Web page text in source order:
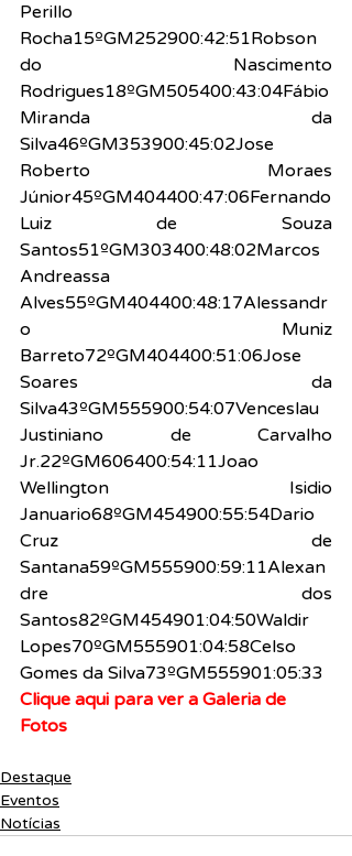
Perillo
Rocha15ºGM252900:42:51Robson
do Nascimento
Rodrigues18ºGM505400:43:04Fábio
Miranda da
Silva46ºGM353900:45:02Jose
Roberto Moraes
Júnior45ºGM404400:47:06Fernando
Luiz de Souza
Santos51ºGM303400:48:02Marcos
Andreassa
Alves55ºGM404400:48:17Alessandr
o Muniz
Barreto72ºGM404400:51:06Jose
Soares da
Silva43ºGM555900:54:07Venceslau
Justiniano de Carvalho
Jr.22ºGM606400:54:11Joao
Wellington Isidio
Januario68ºGM454900:55:54Dario
Cruz de
Santana59ºGM555900:59:11Alexan
dre dos
Santos82ºGM454901:04:50Waldir
Lopes70ºGM555901:04:58Celso
Gomes da Silva73ºGM555901:05:33
Clique aqui para ver a Galeria de
Fotos
Destaque
Eventos
Notícias